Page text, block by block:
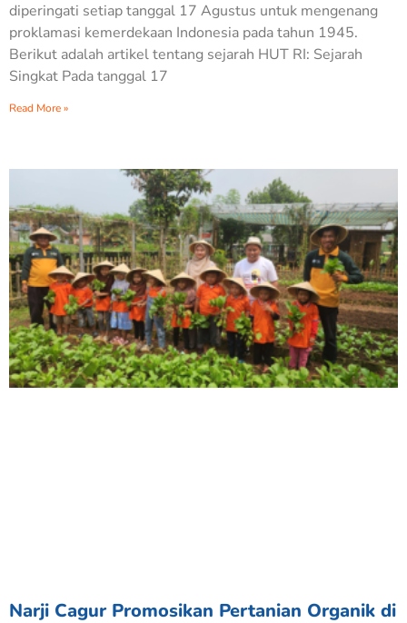
diperingati setiap tanggal 17 Agustus untuk mengenang
proklamasi kemerdekaan Indonesia pada tahun 1945.
Berikut adalah artikel tentang sejarah HUT RI: Sejarah
Singkat Pada tanggal 17
Read More »
Narji Cagur Promosikan Pertanian Organik di